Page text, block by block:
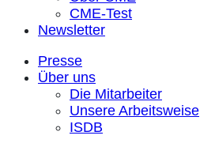
CME-Test
Newsletter
Presse
Über uns
Die Mitarbeiter
Unsere Arbeitsweise
ISDB